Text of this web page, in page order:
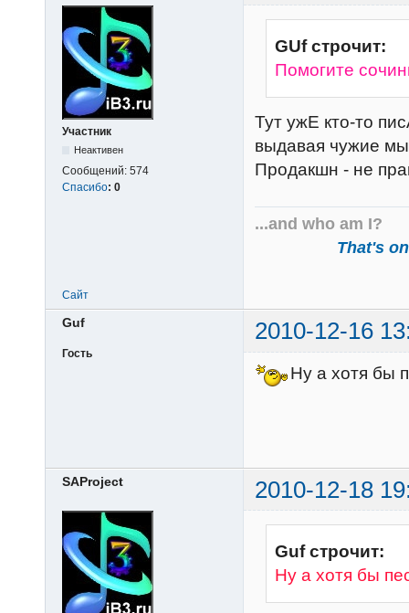
Участник
Неактивен
Сообщений: 574
Спасибо: 0
GUf строчит:
Помогите
Тут ужЕ кто-то
выдавая чужие
Продакшн - не
...and who am I?
That's
Сайт
Guf 2010-12-16
Гость
Ну а хотя бы
SAProject 2010-12-18
Guf строчит:
Ну а хотя бы